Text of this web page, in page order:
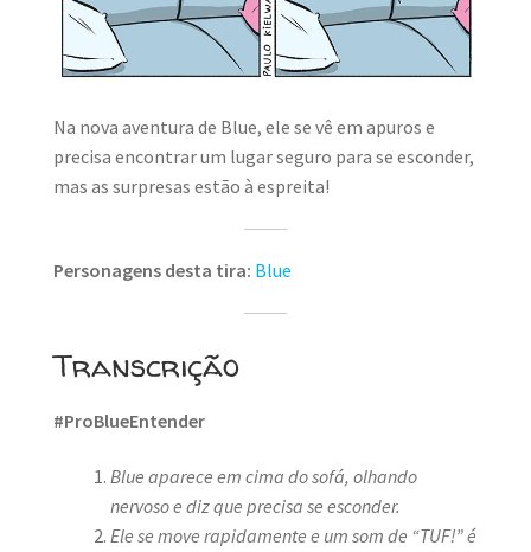
Na nova aventura de Blue, ele se vê em apuros e
precisa encontrar um lugar seguro para se esconder,
mas as surpresas estão à espreita!
Personagens desta tira: Blue
Transcrição
#ProBlueEntender
Blue aparece em cima do sofá, olhando
nervoso e diz que precisa se esconder.
Ele se move rapidamente e um som de “TUF!” é